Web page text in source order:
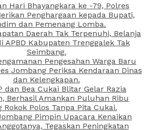
Hari Bhayangkara ke -79, Polres
Penghargaan kepada Bupati,
dan Pemenang Lomba.
Daerah Tak Terpenuhi, Belanja
APBD Kabupaten Trenggalek Tak
Seimbang.
Pengesahan Warga Baru
Jombang Periksa Kendaraan Dinas
dan Kelengkapan.
dan Bea Cukai Blitar Gelar Razia
Berhasil Amankan Puluhan Ribu
Rokok Polos Tanpa Pita Cukai.
Pimpin Upacara Kenaikan
Tegaskan Peningkatan